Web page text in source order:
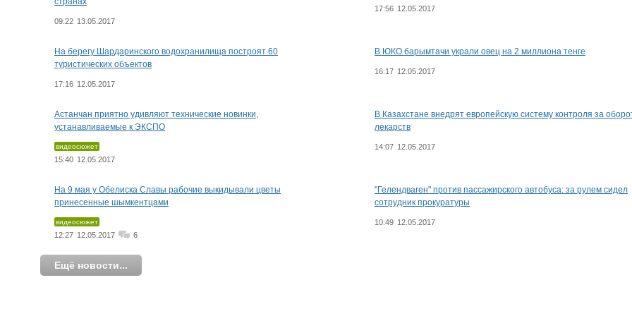
09:22 13.05.2017
17:56 12.05.2017
На берегу Шардаринского водохранилища построят 60
туристических объектов
17:16 12.05.2017
В ЮКО барымтачи украли овец на 2 миллиона тенге
16:17 12.05.2017
Астанчан приятно удивляют технические новинки,
устанавливаемые к ЭКСПО
видеосюжет
15:40 12.05.2017
В Казахстане внедрят европейскую систему контроля за
лекарств
14:07 12.05.2017
На 9 мая у Обелиска Славы рабочие выкидывали цветы
принесенные шымкентцами
видеосюжет
12:27 12.05.2017 6
"Гелендваген" против пассажирского автобуса: за рулем сидел
сотрудник прокуратуры
10:49 12.05.2017
Ещё новости...